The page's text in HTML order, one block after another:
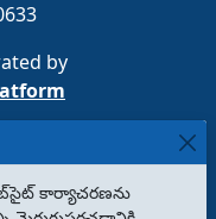
by
Lithuania
కార్యాచరణను